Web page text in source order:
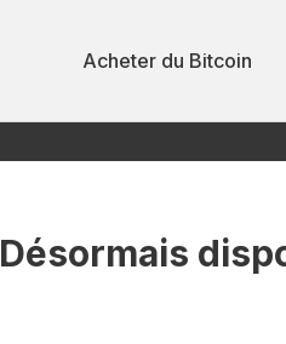
Acheter du Bitcoin
Désormais